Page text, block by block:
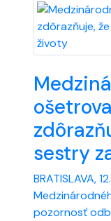
sestry
BRATISLAVA,
pozornosť